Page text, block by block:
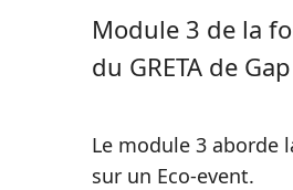
Module 3 de la
du GRETA de Gap
Le module 3 aborde
sur un Eco-event.